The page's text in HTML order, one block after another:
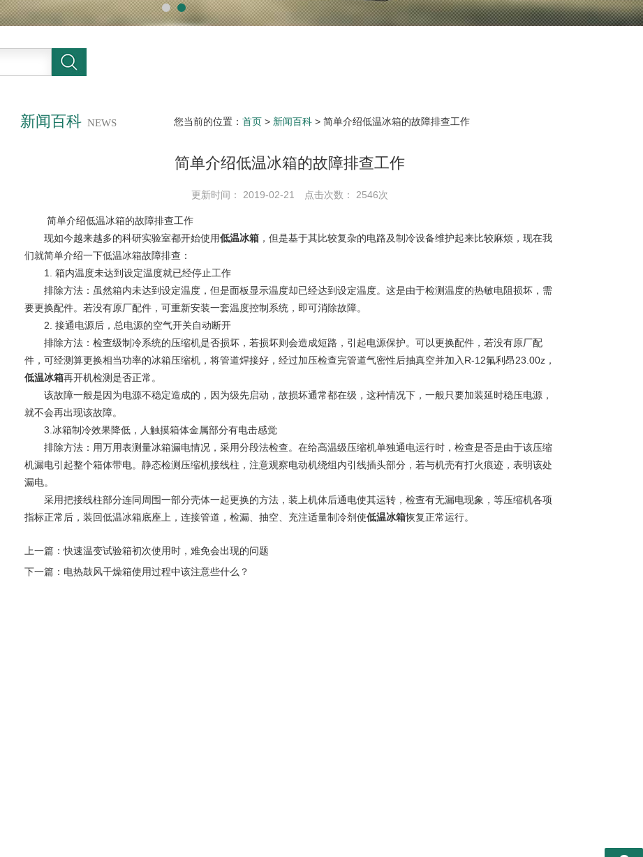
新闻百科 NEWS 您当前的位置： 首页 > 新闻百科 > 简单介绍低温冰箱的故障排查工作
简单介绍低温冰箱的故障排查工作
更新时间： 2019-02-21 点击次数： 2546次
简单介绍低温冰箱的故障排查工作
现如今越来越多的科研实验室都开始使用低温冰箱 ，但是基于其比较复杂的电路及制冷设备维护起来比较麻烦，现在我
们就简单介绍一下低温冰箱故障排查：
1. 箱内温度未达到设定温度就已经停止工作
排除方法：虽然箱内未达到设定温度，但是面板显示温度却已经达到设定温度。这是由于检测温度的热敏电阻损坏，需
要更换配件。若没有原厂配件，可重新安装一套温度控制系统，即可消除故障。
2. 接通电源后，总电源的空气开关自动断开
排除方法：检查级制冷系统的压缩机是否损坏，若损坏则会造成短路，引起电源保护。可以更换配件，若没有原厂配
件，可经测算更换相当功率的冰箱压缩机，将管道焊接好，经过加压检查完管道气密性后抽真空并加入R-12氟利昂23.00z，
低温冰箱再开机检测是否正常。
该故障一般是因为电源不稳定造成的，因为级先启动，故损坏通常都在级，这种情况下，一般只要加装延时稳压电源，
就不会再出现该故障。
3.冰箱制冷效果降低，人触摸箱体金属部分有电击感觉
排除方法：用万用表测量冰箱漏电情况，采用分段法检查。在给高温级压缩机单独通电运行时，检查是否是由于该压缩
机漏电引起整个箱体带电。静态检测压缩机接线柱，注意观察电动机绕组内引线插头部分，若与机壳有打火痕迹，表明该处
漏电。
采用把接线柱部分连同周围一部分壳体一起更换的方法，装上机体后通电使其运转，检查有无漏电现象，等压缩机各项
指标正常后，装回低温冰箱底座上，连接管道，检漏、抽空、充注适量制冷剂使低温冰箱恢复正常运行。
上一篇：快速温变试验箱初次使用时，难免会出现的问题
下一篇： 电热鼓风干燥箱使用过程中该注意些什么？